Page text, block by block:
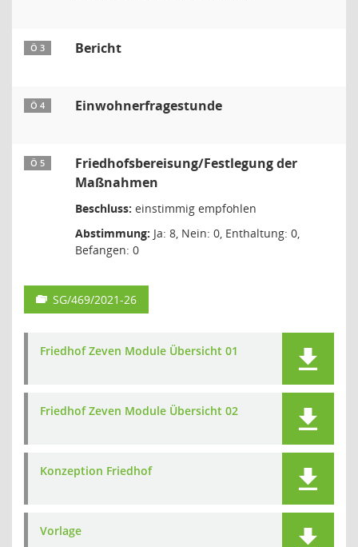
Ö 3 Bericht
Ö 4 Einwohnerfragestunde
Ö 5
Friedhofsbereisung/Festlegung der
Maßnahmen
Beschluss: einstimmig empfohlen
Abstimmung: Ja: 8, Nein: 0, Enthaltung: 0,
Befangen: 0
SG/469/2021-26
Friedhof Zeven Module Übersicht 01
Friedhof Zeven Module Übersicht 02
Konzeption Friedhof
Vorlage